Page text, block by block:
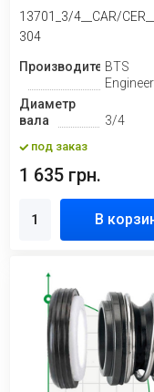
13701_3/4__CAR/
304
ПроизводительBTS
Диаметр
вала
3/4
под заказ
1 635 грн.
В